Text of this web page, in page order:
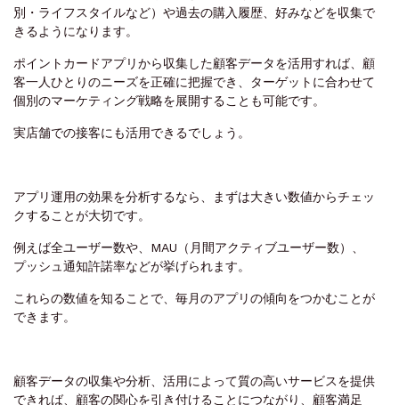
別・ライフスタイルなど）や過去の購入履歴、好みなどを収集で
きるようになります。
ポイントカードアプリから収集した顧客データを活用すれば、顧
客一人ひとりのニーズを正確に把握でき、ターゲットに合わせて
個別のマーケティング戦略を展開することも可能です。
実店舗での接客にも活用できるでしょう。
アプリ運用の効果を分析するなら、まずは大きい数値からチェッ
クすることが大切です。
例えば全ユーザー数や、MAU（月間アクティブユーザー数）、
プッシュ通知許諾率などが挙げられます。
これらの数値を知ることで、毎月のアプリの傾向をつかむことが
できます。
顧客データの収集や分析、活用によって質の高いサービスを提供
できれば、顧客の関心を引き付けることにつながり、顧客満足